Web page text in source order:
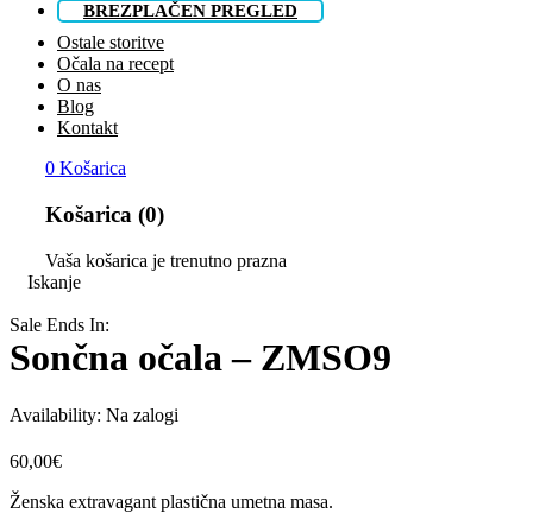
BREZPLAČEN PREGLED
Ostale storitve
Očala na recept
O nas
Blog
Kontakt
0 Košarica
Košarica (0)
Vaša košarica je trenutno prazna
Iskanje
Sale Ends In:
Sončna očala – ZMSO9
Availability: Na zalogi
60,00€
Ženska extravagant plastična umetna masa.